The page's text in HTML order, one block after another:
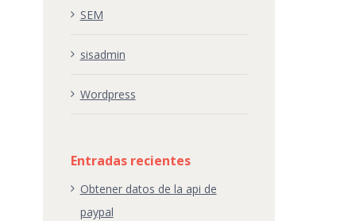
SEM
sisadmin
Wordpress
Entradas recientes
Obtener datos de la api de
paypal